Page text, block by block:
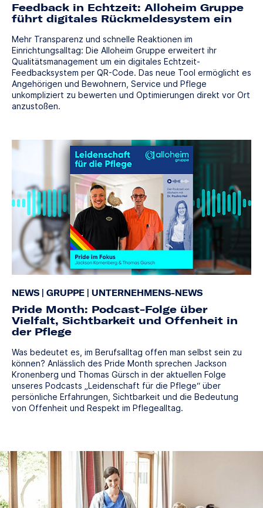
Feedback in Echtzeit: Alloheim Gruppe
führt digitales Rückmeldesystem ein
Mehr Transparenz und schnelle Reaktionen im
Einrichtungsalltag: Die Alloheim Gruppe erweitert ihr
Qualitätsmanagement um ein digitales Echtzeit-
Feedbacksystem per QR-Code. Das neue Tool ermöglicht es
Angehörigen und Bewohnern, Service und Pflege
unkompliziert zu bewerten und Optimierungen direkt vor Ort
anzustoßen.
NEWS GRUPPE UNTERNEHMENS-NEWS
Pride Month: Podcast-Folge über
Vielfalt, Sichtbarkeit und Offenheit in
der Pflege
Was bedeutet es, im Berufsalltag offen man selbst sein zu
können? Anlässlich des Pride Month sprechen Jackson
Kronenberg und Thomas Gürsch in der aktuellen Folge
unseres Podcasts „Leidenschaft für die Pflege“ über
persönliche Erfahrungen, Sichtbarkeit und die Bedeutung
von Offenheit und Respekt im Pflegealltag.